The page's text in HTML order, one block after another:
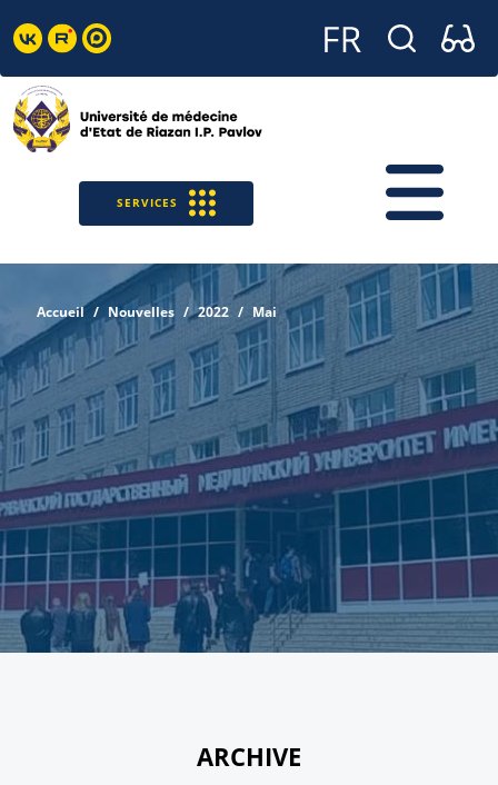
SERVICES
Accueil Nouvelles 2022 Mai
ARCHIVE